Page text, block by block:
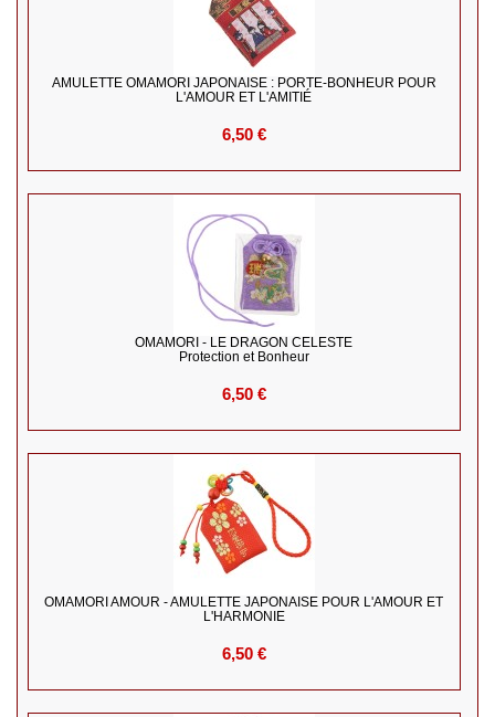
AMULETTE OMAMORI JAPONAISE : PORTE-BONHEUR POUR
L'AMOUR ET L'AMITIÉ
6,50 €
OMAMORI - LE DRAGON CELESTE
Protection et Bonheur
6,50 €
OMAMORI AMOUR - AMULETTE JAPONAISE POUR L'AMOUR ET
L'HARMONIE
6,50 €